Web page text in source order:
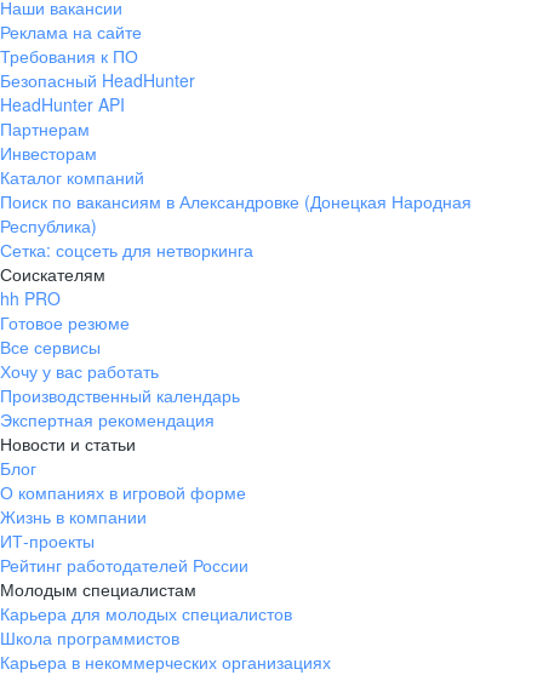
Наши вакансии
Реклама на сайте
Требования к ПО
Безопасный HeadHunter
HeadHunter API
Партнерам
Инвесторам
Каталог компаний
Поиск по вакансиям в Александровке (Донецкая Народная
Республика)
Сетка: соцсеть для нетворкинга
Соискателям
hh PRO
Готовое резюме
Все сервисы
Хочу у вас работать
Производственный календарь
Экспертная рекомендация
Новости и статьи
Блог
О компаниях в игровой форме
Жизнь в компании
ИТ-проекты
Рейтинг работодателей России
Молодым специалистам
Карьера для молодых специалистов
Школа программистов
Карьера в некоммерческих организациях